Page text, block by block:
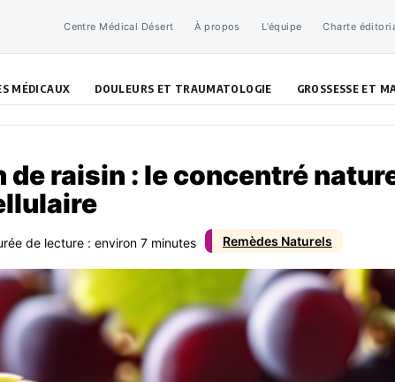
Centre Médical Désert À propos L’équipe Charte
MÉDICAUX DOULEURS ET TRAUMATOLOGIE GROSSESSE ET
Remèdes Naturels
de raisin : le concentré
de lecture : environ 7 minutes